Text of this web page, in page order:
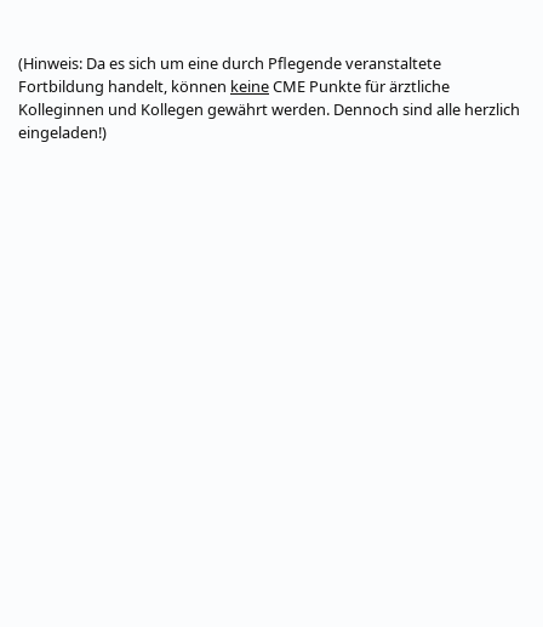
(Hinweis: Da es sich um eine durch Pflegende veranstaltete
Fortbildung handelt, können keineCME Punkte für ärztliche
Kolleginnen und Kollegen gewährt werden. Dennoch sind alle herzlich
eingeladen!)